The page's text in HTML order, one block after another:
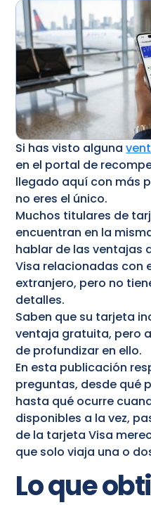
Si has visto alguna
en el portal de
llegado aquí con más
no eres el único.
Muchos titulares de
encuentran en la
hablar de las ventajas
Visa relacionadas con
extranjero, pero no
detalles.
Saben que su tarjeta
ventaja gratuita, pero
de profundizar en ello.
En esta publicación
preguntas, desde qué
hasta qué ocurre
disponibles a la vez,
de la tarjeta Visa
que solo viaja una o
Lo que